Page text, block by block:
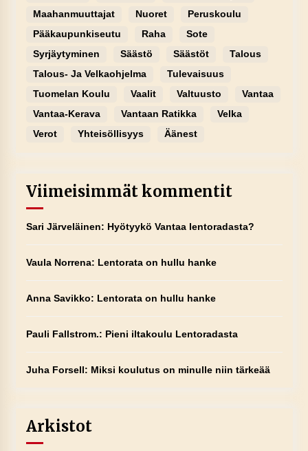
Maahanmuuttajat
Nuoret
Peruskoulu
Pääkaupunkiseutu
Raha
Sote
Syrjäytyminen
Säästö Säästöt
Talous
Talous- Ja Velkaohjelma
Tulevaisuus
Tuomelan Koulu
Vaalit Valtuusto
Vantaa
Vantaa-Kerava
Vantaan Ratikka
Velka
Verot
Yhteisöllisyys Äänest
Viimeisimmät kommentit
Sari Järveläinen: Hyötyykö Vantaa lentoradasta?
Vaula Norrena: Lentorata on hullu hanke
Anna Savikko: Lentorata on hullu hanke
Pauli Fallstrom.: Pieni iltakoulu Lentoradasta
Juha Forsell: Miksi koulutus on minulle niin tärkeää
Arkistot